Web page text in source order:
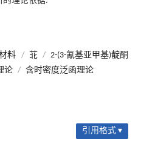
料 / 苝 / 2-(3-氰基亚甲基)靛酮
论 / 含时密度泛函理论
引用格式 ▾